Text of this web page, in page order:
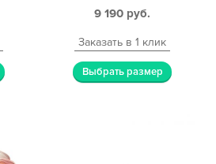
9 190 руб.
Заказать в 1 клик
Выбрать размер